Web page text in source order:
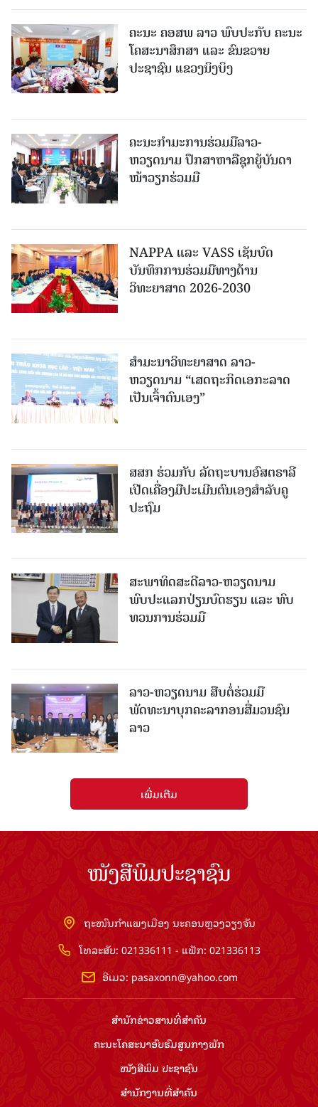
ຄະນະ ຄອສພ ລາວ ພົບປະກັບ ຄະນະ
ໂຄສະນາສຶກສາ ແລະ ຂົນຂວາຍ
ປະຊາຊົນ ແຂວງນິງບິງ
ຄະນະກໍາມະການຮ່ວມມືລາວ-
ຫວຽດນາມ ປຶກສາຫາລືຊຸກຍູ້ບັນດາ
ໜ້າວຽກຮ່ວມມື
NAPPA ແລະ VASS ເຊັນບົດ
ບັນທຶກການຮ່ວມມືທາງດ້ານ
ວິທະຍາສາດ 2026-2030
ສຳມະນາວິທະຍາສາດ ລາວ-
ຫວຽດນາມ “ເສດຖະກິດເອກະລາດ
ເປັນເຈົ້າຕົນເອງ”
ສສກ ຮ່ວມກັບ ລັດຖະບານອົສຕຣາລີ
ເປີດເຄື່ອງມືປະເມີນຕົນເອງສຳລັບຄູ
ປະຖົມ
ສະພາທິດສະດີລາວ-ຫວຽດນາມ
ພົບປະແລກປ່ຽນບົດຮຽນ ແລະ ທົບ
ທວນການຮ່ວມມື
ລາວ-ຫວຽດ​ນາມ ສືບ​ຕໍ່​ຮ່ວມ​ມື
ພັດທະນາບຸກຄະລາກອນສື່ມວນຊົນ
ລາວ
ເພີ່ມເຕີມ
ໜັງສືພິມປະຊາຊົນ
ຖະໜົນກຳແພງເມືອງ ນະຄອນຫຼວງວຽງຈັນ
ໂທລະສັບ: 021336111 - ແຟັກ: 021336113
ອີເມວ: pasaxonn@yahoo.com
ສຳ​ນັກ​ຂ່າວ​ສານ​ທີ່​ສຳ​ຄັນ​
ຄະນະໂຄສະນາອົບຮົມ​ສູນ​ກາງ​ພັກ
ໜັງສືພິມ ປະ​ຊາ​ຊົນ
ສຳ​ນັກ​ງານ​ທີ່​ສຳ​ຄັນ